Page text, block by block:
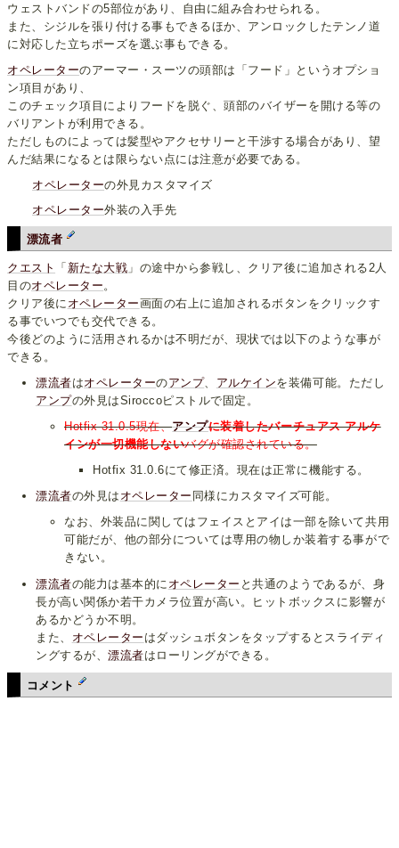
ウェストバンドの5部位があり、自由に組み合わせられる。
また、シジルを張り付ける事もできるほか、アンロックしたテンノ道
に対応した立ちポーズを選ぶ事もできる。
オペレーターのアーマー・スーツの頭部は「フード」というオプショ
ン項目があり、
このチェック項目によりフードを脱ぐ、頭部のバイザーを開ける等の
バリアントが利用できる。
ただしものによっては髪型やアクセサリーと干渉する場合があり、望
んだ結果になるとは限らない点には注意が必要である。
オペレーターの外見カスタマイズ
オペレーター外装の入手先
漂流者
クエスト 「 新たな大戦 」の途中から参戦し、クリア後に追加される2人
目のオペレーター 。
クリア後に オペレーター画面の右上に追加されるボタンをクリックす
る事でいつでも交代できる。
今後どのように活用されるかは不明だが、現状では以下のような事が
できる。
漂流者はオペレーターのアンプ、 アルケインを装備可能。ただし
アンプの外見はSiroccoピストルで固定。
Hotfix 31.0.5現在、アンプに装着したバーチュアス アルケ
インが一切機能しないバグが確認されている。
Hotfix 31.0.6にて修正済。現在は正常に機能する。
漂流者の外見は オペレーター 同様にカスタマイズ可能。
なお、外装品に関してはフェイスとアイは一部を除いて共用
可能だが、他の部分については専用の物しか装着する事がで
きない。
漂流者の能力は基本的に オペレーター と共通のようであるが、身
長が高い関係か若干カメラ位置が高い。ヒットボックスに影響が
あるかどうか不明。
また、 オペレーター はダッシュボタンをタップするとスライディ
ングするが、漂流者はローリングができる。
コメント